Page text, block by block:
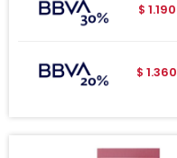
$ 1.190
$ 1.360